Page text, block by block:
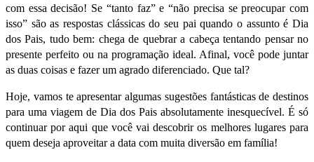
com essa decisão! Se “tanto faz” e “não precisa se preocupar com
isso” são as respostas clássicas do seu pai quando o assunto é Dia
dos Pais, tudo bem: chega de quebrar a cabeça tentando pensar no
presente perfeito ou na programação ideal. Afinal, você pode juntar
as duas coisas e fazer um agrado diferenciado. Que tal?
Hoje, vamos te apresentar algumas sugestões fantásticas de destinos
para uma viagem de Dia dos Pais absolutamente inesquecível. É só
continuar por aqui que você vai descobrir os melhores lugares para
quem deseja aproveitar a data com muita diversão em família!